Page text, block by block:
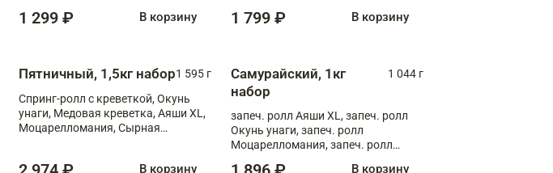
1 299 ₽ В корзину 1 799 ₽ В корзину
Пятничный, 1,5кг набор1 595 г
Спринг-ролл с креветкой, Окунь
унаги, Медовая креветка, Аяши XL,
Моцарелломания, Сырная
В корзину
Самурайский, 1кг
набор
1 044 г
запеч. ролл Аяши XL, запеч. ролл
Окунь унаги, запеч. ролл
Моцарелломания, запеч. ролл
В корзину